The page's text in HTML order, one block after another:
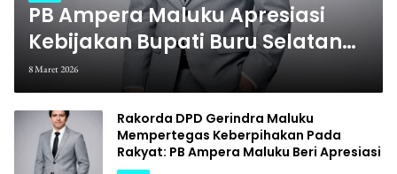
PB Ampera Maluku Apresiasi
Kebijakan Bupati Buru Selatan
Berikan Gaji Tenaga Paruh
Waktu
8 Maret 2026
Rakorda DPD Gerindra Maluku
Mempertegas Keberpihakan Pada
Rakyat: PB Ampera Maluku Beri Apresiasi